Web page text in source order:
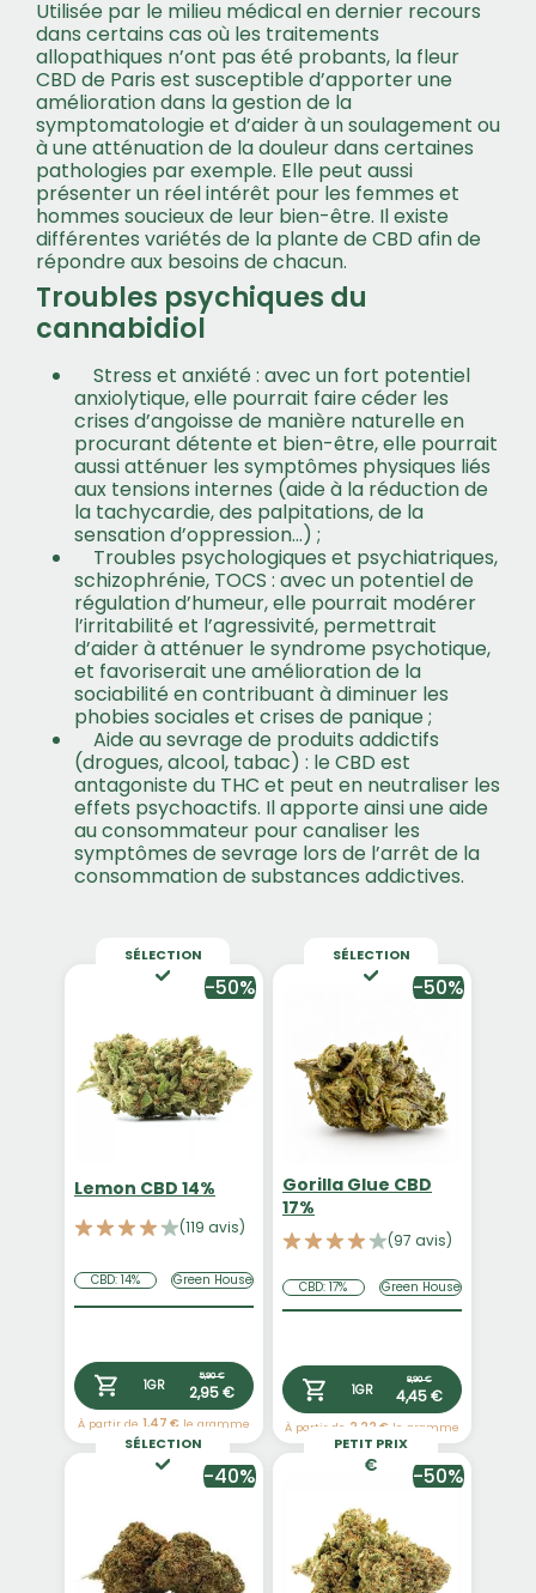
Utilisée par le milieu médical en dernier recours
dans certains cas où les traitements
allopathiques n’ont pas été probants, la fleur
CBD de Paris est susceptible d’apporter une
amélioration dans la gestion de la
symptomatologie et d’aider à un soulagement ou
à une atténuation de la douleur dans certaines
pathologies par exemple. Elle peut aussi
présenter un réel intérêt pour les femmes et
hommes soucieux de leur bien-être. Il existe
différentes variétés de la plante de CBD afin de
répondre aux besoins de chacun.
Troubles psychiques du
cannabidiol
Stress et anxiété : avec un fort potentiel
anxiolytique,elle pourrait faire céder les
crises d’angoisse de manière naturelle en
procurant détente et bien-être, elle pourrait
aussi atténuer les symptômes physiques liés
aux tensions internes (aide à la réduction de
la tachycardie, des palpitations, de la
sensation d’oppression…) ;
Troubles psychologiques et psychiatriques,
schizophrénie, TOCS : avec un potentiel de
régulation d’humeur, elle pourrait modérer
l’irritabilité et l’agressivité, permettrait
d’aider à atténuer le syndrome psychotique,
et favoriserait une amélioration de la
sociabilité en contribuant à diminuer les
phobies sociales et crises de panique ;
Aide au sevrage de produits addictifs
(drogues, alcool, tabac) : le CBD est
antagoniste du THC et peut en neutraliser les
effets psychoactifs. Il apporte ainsi une aide
au consommateur pour canaliser les
symptômes de sevrage lors de l’arrêt de la
consommation de substances addictives.
SÉLECTION
-50%
Lemon CBD 14%
(119 avis)
CBD: 14% Green House
1GR
5,90 €
2,95 €
À partir de 1,47 € le gramme
SÉLECTION
-50%
Gorilla Glue CBD
17%
(97 avis)
CBD: 17% Green House
1GR
8,90 €
4,45 €
À partir de 2,22 € le gramme
SÉLECTION
-40%
PETIT PRIX
-50%